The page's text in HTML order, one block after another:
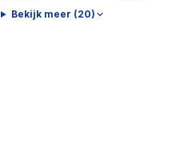
Bekijk meer (20)